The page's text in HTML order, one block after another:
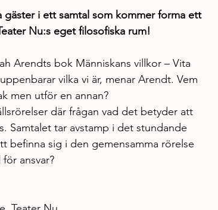
i ett samtal som kommer forma ett
Nu:s eget filosofiska rum!
Arendts bok Människans villkor – Vita
vilka vi är, menar Arendt. Vem
men utför en annan?
där frågan vad det betyder att
Samtalet tar avstamp i det stundande
befinna sig i den gemensamma rörelse
ansvar?